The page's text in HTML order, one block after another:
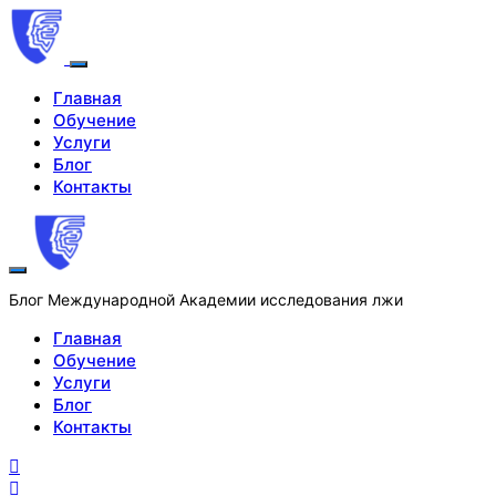
Главная
Обучение
Услуги
Блог
Контакты
Блог Международной Академии исследования лжи
Главная
Обучение
Услуги
Блог
Контакты